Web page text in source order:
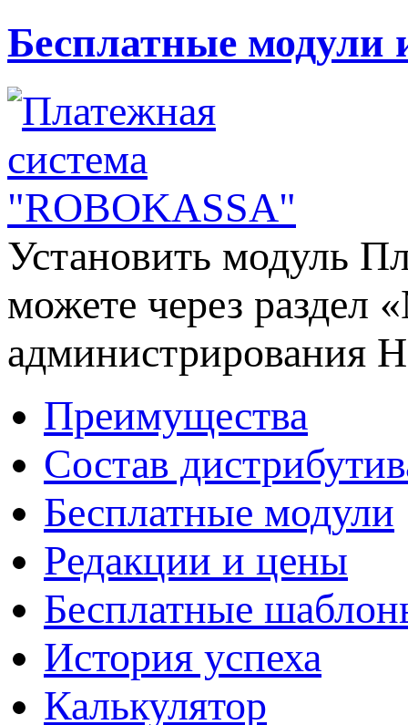
Бесплатные модули
Установить модуль
можете через раздел
администрирования
Преимущества
Состав
Бесплатные модули
Редакции и цены
Бесплатные
История успеха
Калькулятор